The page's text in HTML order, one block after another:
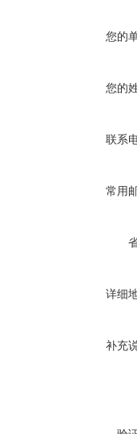
您的
您的
联系
常用
详细
补充